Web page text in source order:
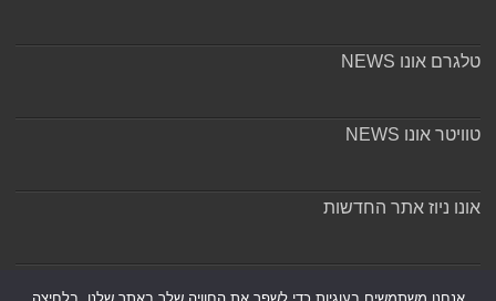
טלגרם אונו NEWS
טוויטר אונו NEWS
אונו ניוז אתר החדשות